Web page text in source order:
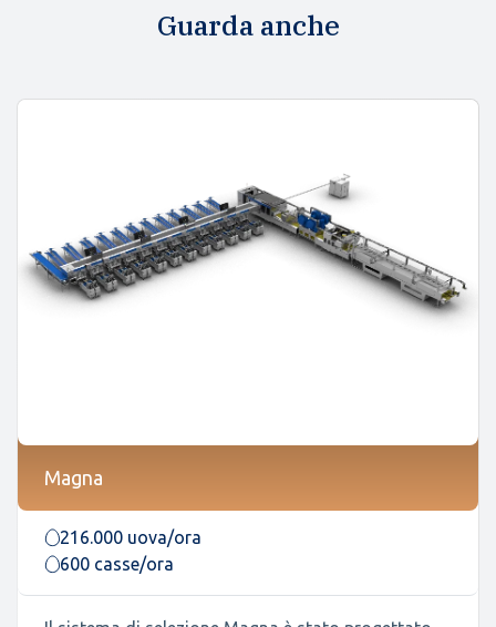
Guarda anche
Magna
216.000 uova/ora
600 casse/ora